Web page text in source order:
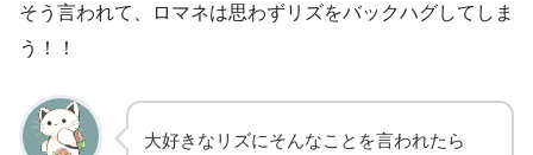
そう言われて、ロマネは思わずリズをバックハグしてしま
う！！
大好きなリズにそんなことを言われたら